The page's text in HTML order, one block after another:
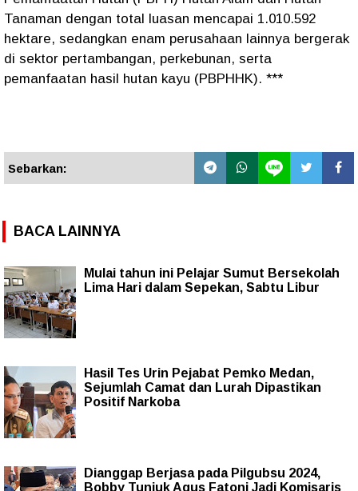
Tanaman dengan total luasan mencapai 1.010.592
hektare, sedangkan enam perusahaan lainnya bergerak
di sektor pertambangan, perkebunan, serta
pemanfaatan hasil hutan kayu (PBPHHK). ***
Sebarkan:
BACA LAINNYA
Mulai tahun ini Pelajar Sumut Bersekolah
Lima Hari dalam Sepekan, Sabtu Libur
Hasil Tes Urin Pejabat Pemko Medan,
Sejumlah Camat dan Lurah Dipastikan
Positif Narkoba
Dianggap Berjasa pada Pilgubsu 2024,
Bobby Tunjuk Agus Fatoni Jadi Komisaris